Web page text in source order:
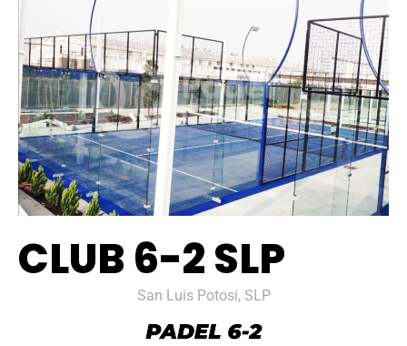
CLUB 6-2 SLP
San Luis Potosi, SLP